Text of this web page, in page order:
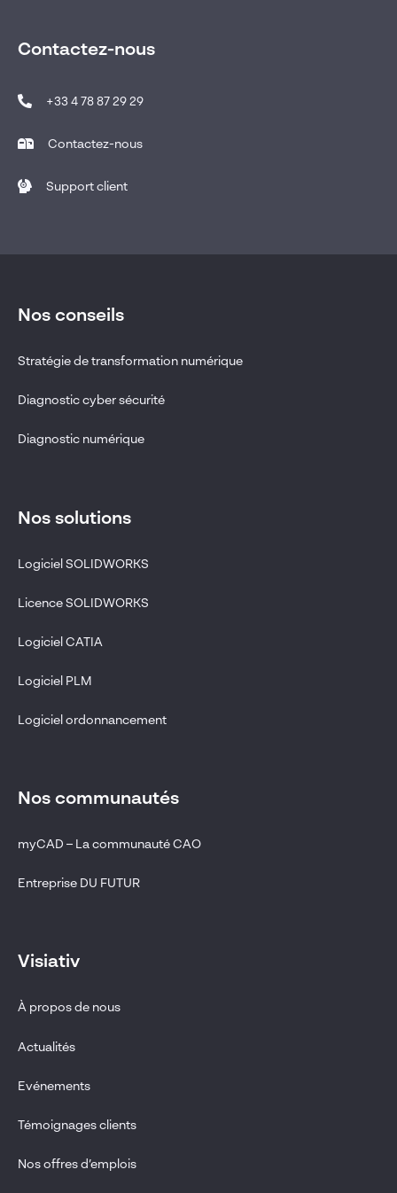
Contactez-nous
+33 4 78 87 29 29
Contactez-nous
Support client
Nos conseils
Stratégie de transformation numérique
Diagnostic cyber sécurité
Diagnostic numérique
Nos solutions
Logiciel SOLIDWORKS
Licence SOLIDWORKS
Logiciel CATIA
Logiciel PLM
Logiciel ordonnancement
Nos communautés
myCAD – La communauté CAO
Entreprise DU FUTUR
Visiativ
À propos de nous
Actualités
Evénements
Témoignages clients
Nos offres d’emplois